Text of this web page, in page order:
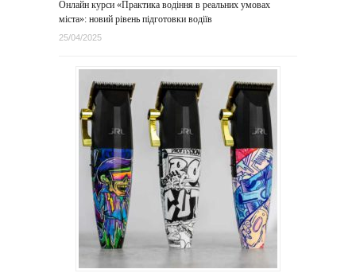
Онлайн курси «Практика водіння в реальних умовах
міста»: новий рівень підготовки водіїв
25/04/2025